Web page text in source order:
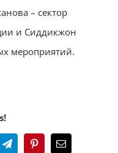
– сектор
и Сиддикжон
мероприятий.
TelegramPinterestEmail